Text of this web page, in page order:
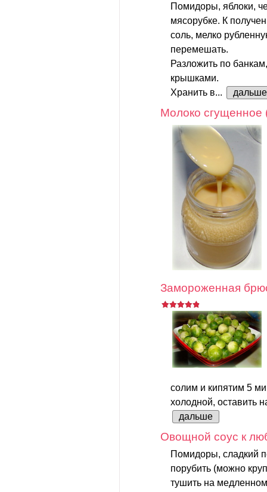
Помидоры, яблоки,
мясорубке. К
соль, мелко
перемешать.
Разложить по
крышками.
Хранить в...
дальше
Молоко
Замороженная
солим и кипятим 5
холодной, оставить
дальше
Овощной соус к
Помидоры, сладкий
порубить (можно
тушить на